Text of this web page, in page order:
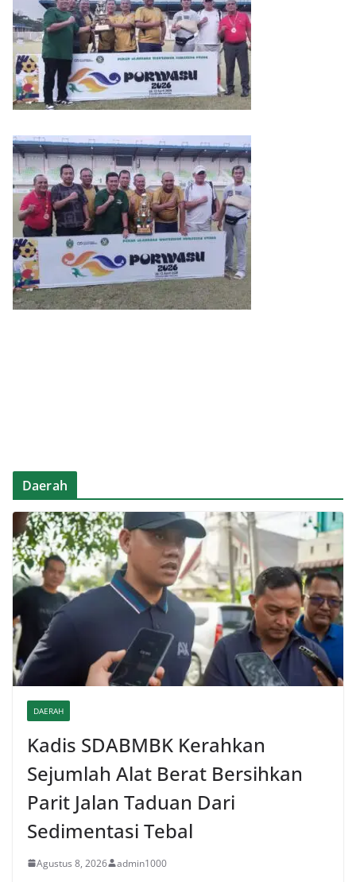
Daerah
DAERAH
Kadis SDABMBK Kerahkan
Sejumlah Alat Berat Bersihkan
Parit Jalan Taduan Dari
Sedimentasi Tebal
Agustus 8, 2026 admin1000